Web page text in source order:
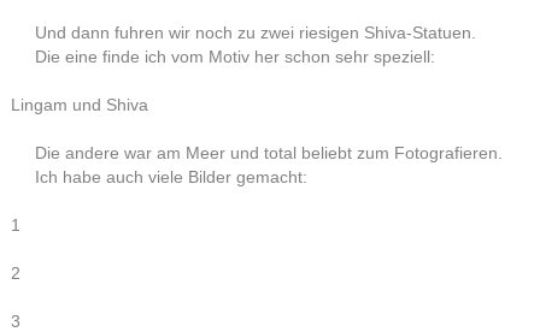
Und dann fuhren wir noch zu zwei riesigen Shiva-Statuen.
Die eine finde ich vom Motiv her schon sehr speziell:
Lingam und Shiva
Die andere war am Meer und total beliebt zum Fotografieren.
Ich habe auch viele Bilder gemacht:
1
2
3